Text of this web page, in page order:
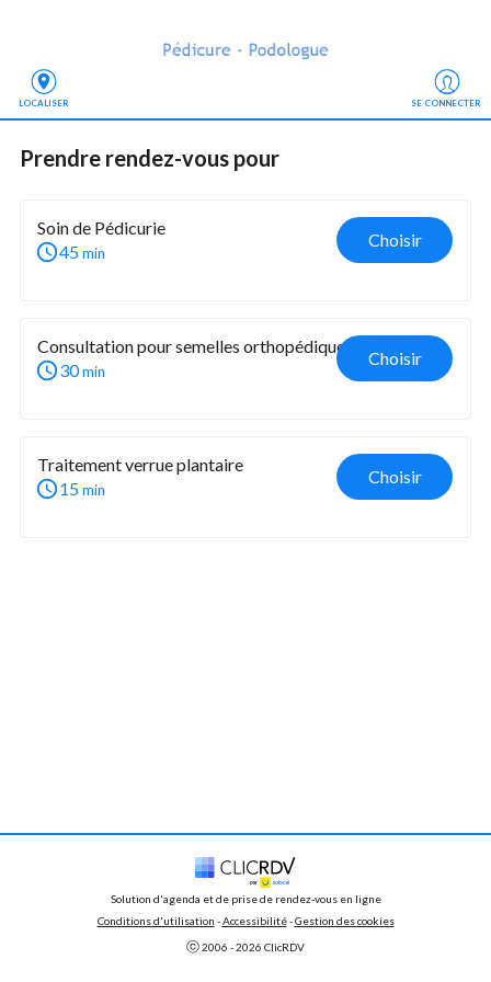
LOCALISER SE CONNECTER
Prendre rendez-vous pour
Choisir
Soin de Pédicurie
45min
Choisir
Consultation pour semelles orthopédiques
30min
Choisir
Traitement verrue plantaire
15min
Solution d'agenda et de prise de rendez-vous en ligne
Conditions d'utilisation - Accessibilité - Gestion des cookies
ⓒ 2006 - 2026 ClicRDV